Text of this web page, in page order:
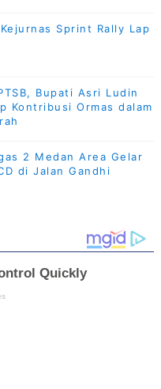
Sprint Rally Lap
Bupati Asri Ludin
Kontribusi Ormas dalam
2 Medan Area Gelar
di Jalan Gandhi